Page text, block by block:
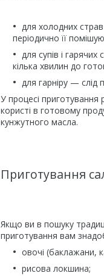
для холодних
періодично її
для супів і
кілька хвилин до
для гарніру — слід
У процесі
користі в готовому
кунжутного масла.
Приготування
Якщо ви в пошуку
приготування вам
овочі (баклажани,
рисова локшина;